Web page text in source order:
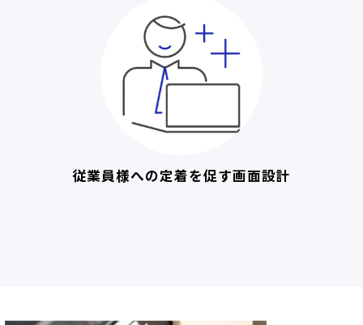
従業員様への定着を促す画面設計